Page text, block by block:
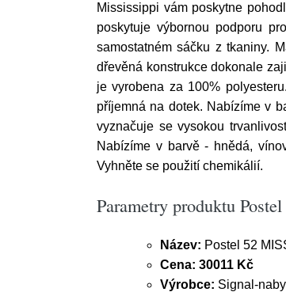
Mississippi vám poskytne
poskytuje výbornou podporu
samostatném sáčku z tkaniny.
dřevěná konstrukce dokonale
je vyrobena za 100%
příjemná na dotek. Nabízíme v
vyznačuje se vysokou
Nabízíme v barvě - hnědá,
Vyhněte se použití chemikálií.
Parametry produktu
Název: Postel 52
Cena: 30011 Kč
Výrobce: Signal-